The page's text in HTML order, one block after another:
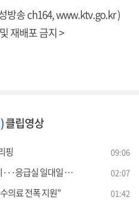
방송 ch164,www.ktv.go.kr)
재배포 금지 >
클립영상
핑 09:06
급실 일대일 전담" 02:07
의료 전폭 지원" 01:42